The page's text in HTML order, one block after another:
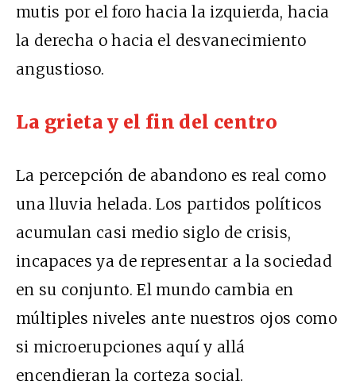
mutis por el foro hacia la izquierda, hacia
la derecha o hacia el desvanecimiento
angustioso.
La grieta y el fin del centro
La percepción de abandono es real como
una lluvia helada. Los partidos políticos
acumulan casi medio siglo de crisis,
incapaces ya de representar a la sociedad
en su conjunto. El mundo cambia en
múltiples niveles ante nuestros ojos como
si microerupciones aquí y allá
encendieran la corteza social.